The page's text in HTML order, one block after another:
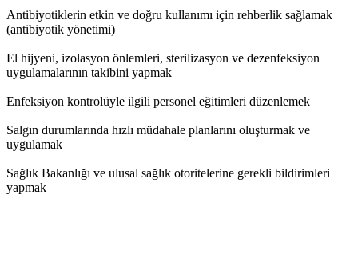
Antibiyotiklerin etkin ve doğru kullanımı için rehberlik sağlamak
(antibiyotik yönetimi)
El hijyeni, izolasyon önlemleri, sterilizasyon ve dezenfeksiyon
uygulamalarının takibini yapmak
Enfeksiyon kontrolüyle ilgili personel eğitimleri düzenlemek
Salgın durumlarında hızlı müdahale planlarını oluşturmak ve
uygulamak
Sağlık Bakanlığı ve ulusal sağlık otoritelerine gerekli bildirimleri
yapmak